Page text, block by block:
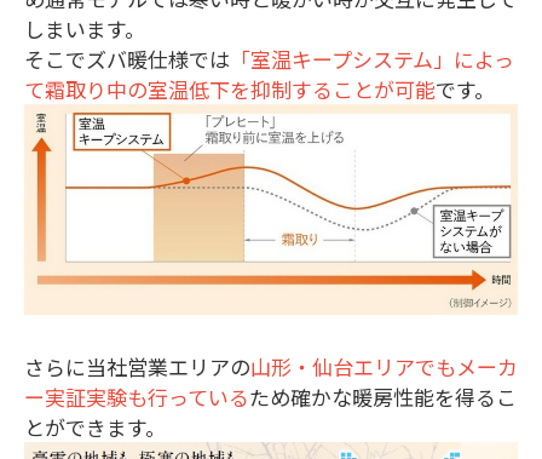
しまいます。
そこでズバ暖仕様では 「室温キープシステム」によっ
て霜取り中の室温低下を抑制することが可能です。
さらに当社営業エリアの山形・仙台エリアでもメーカ
ー実証実験も行っているため確かな暖房性能を得るこ
とができます。